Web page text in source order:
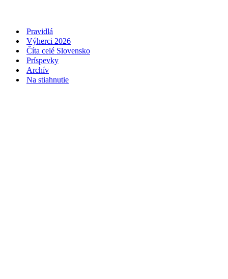
Pravidlá
Výherci 2026
Číta celé Slovensko
Príspevky
Archív
Na stiahnutie